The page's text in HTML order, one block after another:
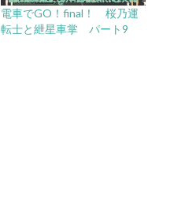
電車でGO！final！ 桜乃運
転士と紲星車掌 パート9